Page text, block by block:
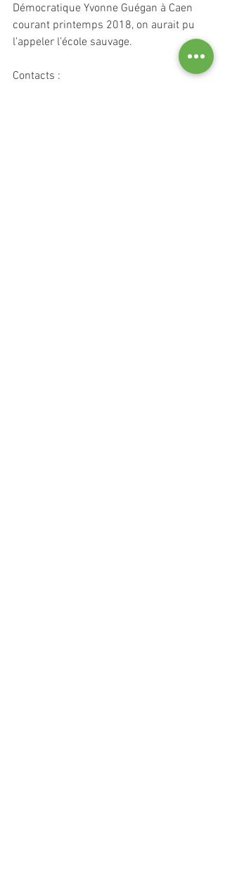
Démocratique Yvonne Guégan à Caen
courant printemps 2018, on aurait pu
l’appeler l’école sauvage.
Contacts :